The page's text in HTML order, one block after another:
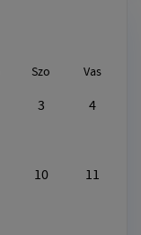
Szo Vas
3 4
10 11